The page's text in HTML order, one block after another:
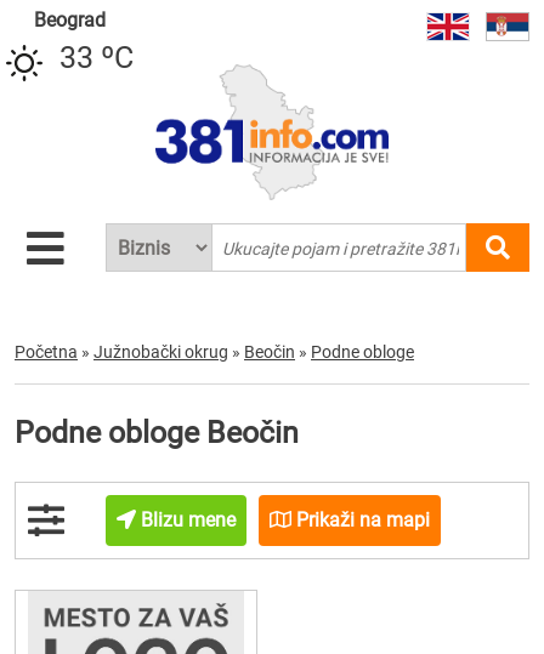
Beograd
33 ºC
Početna » Južnobački okrug » Beočin » Podne obloge
Podne obloge Beočin
Blizu mene Prikaži na mapi